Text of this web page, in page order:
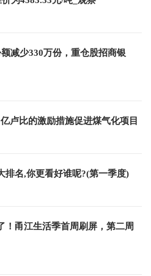
减少330万份，重仓股招商银
卢比的激励措施促进煤气化项目
排名,你更看好谁呢?(第一季度)
！甬江生活季首周刷屏，第二周